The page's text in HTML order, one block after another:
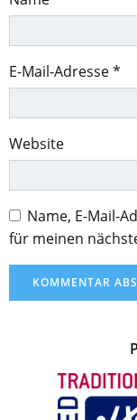
E-Mail-Adresse*
Website
Name, E-Mail-
für meinen